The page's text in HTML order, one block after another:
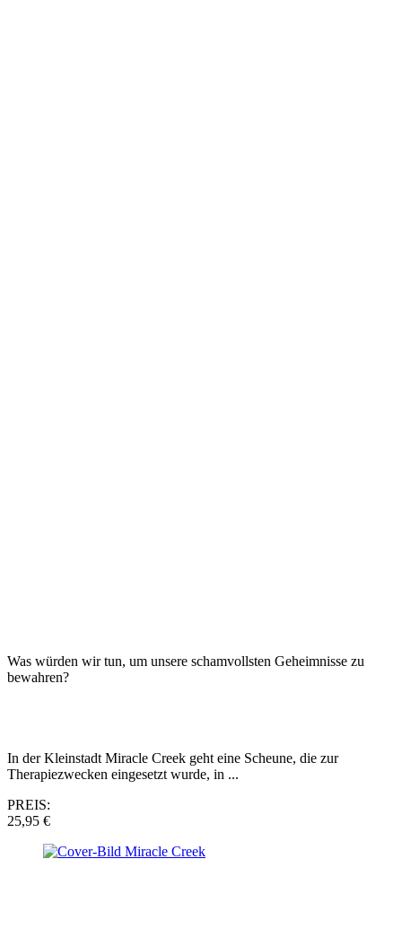
Was würden wir tun, um unsere schamvollsten Geheimnisse zu
bewahren?
In der Kleinstadt Miracle Creek geht eine Scheune, die zur
Therapiezwecken eingesetzt wurde, in ...
PREIS:
25,95 €